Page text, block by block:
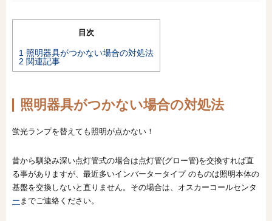
商品ラインナップ
フォトギャラリー
オンライン相談会
目次
1 照明器具がつかない場合の対処法
2 関連記事
照明器具がつかない場合の対処法
蛍光ランプを替えても照明が点かない！
昔から馴染み深い点灯管式の場合は点灯管(グロー管)を交換すれば直
る事がありますが、最近多いインバータータイプ のものは照明本体の
基盤を交換しないと直りません。その場合は、オスカーコールセンタ
ー までご連絡ください。